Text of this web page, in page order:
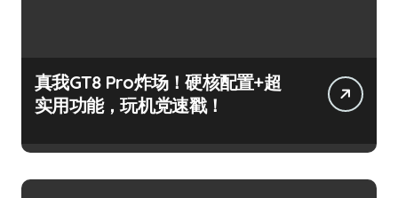
真我GT8 Pro炸场！硬核配置+超
实用功能，玩机党速戳！